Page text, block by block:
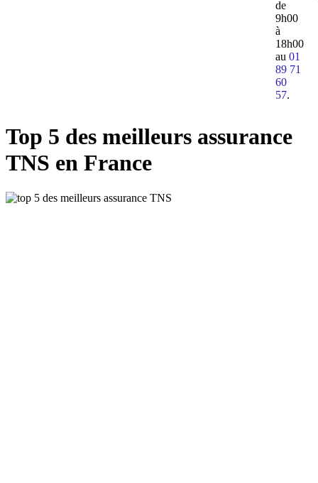
de
9h00
à
18h00
au 01
89 71
60
57.
Top 5 des meilleurs assurance
TNS en France